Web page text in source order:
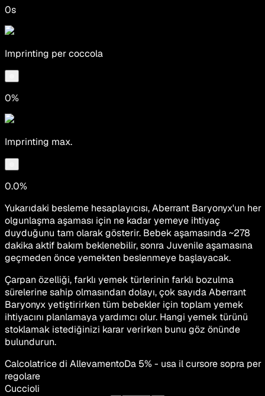
0s
Imprinting per coccola
0%
Imprinting max.
0.0%
Yukarıdaki besleme hesaplayıcısı, Aberrant Baryonyx'un her
olgunlaşma aşaması için ne kadar yemeye ihtiyaç
duyduğunu tam olarak gösterir. Bebek aşamasında ~278
dakika aktif bakım beklenebilir, sonra Juvenile aşamasına
geçmeden önce yemekten beslenmeye başlayacak.
Çarpan özelliği, farklı yemek türlerinin farklı bozulma
sürelerine sahip olmasından dolayı, çok sayıda Aberrant
Baryonyx yetiştirirken tüm bebekler için toplam yemek
ihtiyacını planlamaya yardımcı olur. Hangi yemek türünü
stoklamak istediğinizi karar verirken bunu göz önünde
bulundurun.
Calcolatrice di AllevamentoDa 5% - usa il cursore sopra per
regolare
Cuccioli